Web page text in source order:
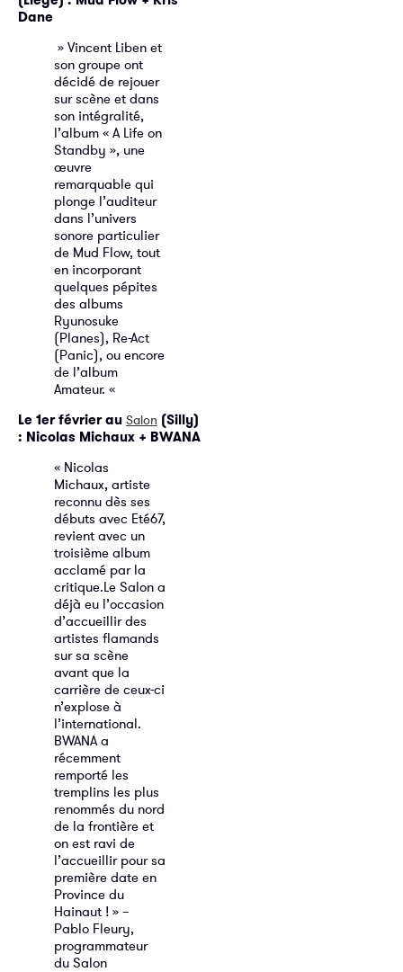
Dane
» Vincent Liben et
son groupe ont
décidé de rejouer
sur scène et dans
son intégralité,
l’album « A Life on
Standby », une
œuvre
remarquable qui
plonge l’auditeur
dans l’univers
sonore particulier
de Mud Flow, tout
en incorporant
quelques pépites
des albums
Ryunosuke
(Planes), Re-Act
(Panic), ou encore
de l’album
Amateur. «
Le 1er février au Salon (Silly)
: Nicolas Michaux + BWANA
« Nicolas
Michaux, artiste
reconnu dès ses
débuts avec Eté67,
revient avec un
troisième album
acclamé par la
critique.Le Salon a
déjà eu l’occasion
d’accueillir des
artistes flamands
sur sa scène
avant que la
carrière de ceux-ci
n’explose à
l’international.
BWANA a
récemment
remporté les
tremplins les plus
renommés du nord
de la frontière et
on est ravi de
l’accueillir pour sa
première date en
Province du
Hainaut ! » –
Pablo Fleury,
programmateur
du Salon